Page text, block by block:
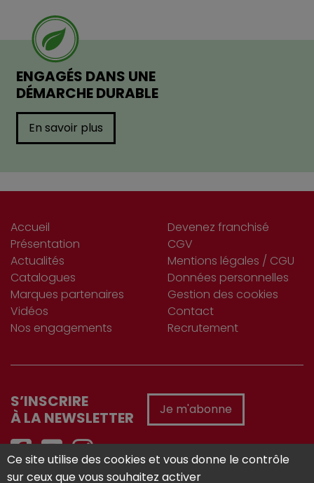
ENGAGÉS DANS UNE
DÉMARCHE DURABLE
En savoir plus
Accueil
Présentation
Actualités
Catalogues
Marques partenaires
Vidéos
Nos engagements
Devenez franchisé
CGV
Mentions légales / CGU
Données personnelles
Gestion des cookies
Contact
Recrutement
S’INSCRIRE
À LA NEWSLETTER
Je m'abonne
Ce site utilise des cookies et vous donne le contrôle
sur ceux que vous souhaitez activer